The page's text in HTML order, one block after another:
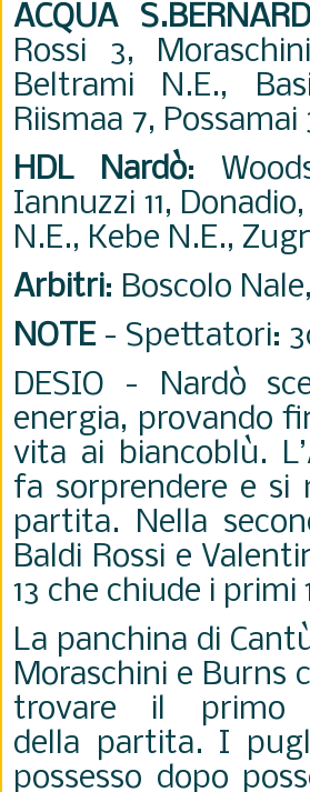
ACQUA
Rossi 3,
Beltrami N.E.,
Riismaa 7,
HDL Nardò:
Iannuzzi 11, Donadio,
N.E., Kebe N.E.,
Arbitri: Boscolo
NOTE- Spettatori:
DESIO - Nardò
energia, provando
vita ai biancoblù.
fa sorprendere e
partita. Nella
Baldi Rossi e
13 che chiude i primi
La panchina di
Moraschini e Burns
trovare il primo
della partita. I
possesso dopo